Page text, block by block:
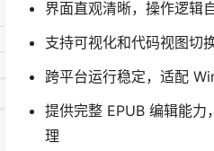
界面直观清晰，操作逻辑
支持可视化和代码视图切
跨平台运行稳定，适配
提供完整 EPUB 编辑能力
理